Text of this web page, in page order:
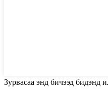
Зурвасаа энд бичээд бидэнд